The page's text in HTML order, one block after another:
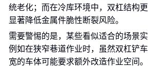
统老化；而在冷库环境中，双杠结构
显著降低金属件脆性断裂风险。
需要警惕的是，某些看似适合的场景
例如在狭窄巷道作业时，虽然双杠铲
宽的车体可能要求额外改造作业空间